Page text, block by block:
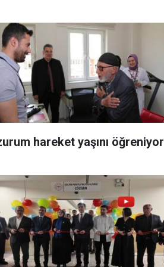
hareket yaşını öğreniyor